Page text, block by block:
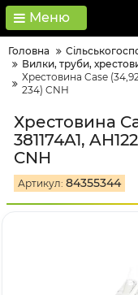
Меню
Головна
Вилки, труби,
Хрестовина Case
234) CNH
Хрестовина
381174A1,
CNH
Артикул: 84355344